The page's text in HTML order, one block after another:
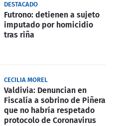
DESTACADO
Futrono: detienen a sujeto
imputado por homicidio
tras riña
CECILIA MOREL
Valdivia: Denuncian en
Fiscalía a sobrino de Piñera
que no habría respetado
protocolo de Coronavirus